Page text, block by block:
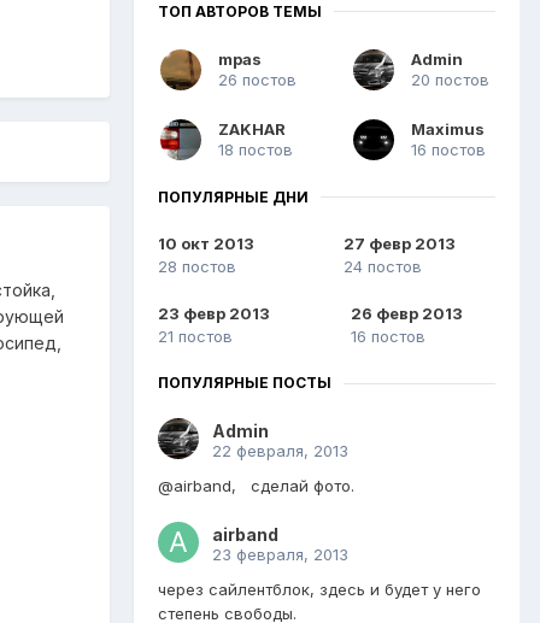
ТОП АВТОРОВ ТЕМЫ
mpas
26 постов
Admin
20 постов
ZAKHAR
18 постов
Maximus
16 постов
ПОПУЛЯРНЫЕ ДНИ
10 окт 2013
28 постов
27 февр 2013
24 постов
23 февр 2013
21 постов
26 февр 2013
16 постов
ПОПУЛЯРНЫЕ ПОСТЫ
Admin
22 февраля, 2013
@airband, сделай фото.
airband
23 февраля, 2013
через сайлентблок, здесь и будет у него
степень свободы.